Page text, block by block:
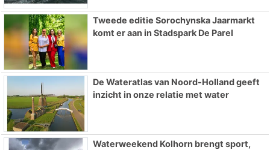
Tweede editie Sorochynska Jaarmarkt
komt er aan in Stadspark De Parel
De Wateratlas van Noord-Holland geeft
inzicht in onze relatie met water
Waterweekend Kolhorn brengt sport,